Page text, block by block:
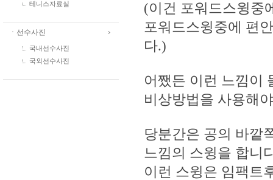
테니스자료실
ㆍ선수사진
국내선수사진
국외선수사진
(이건 포워드스윙중
포워드스윙중에 편
다.)
어쨌든 이런 느낌이
비상방법을 사용해
당분간은 공의 바깥
느낌의 스윙을 합니
이런 스윙은 임팩트